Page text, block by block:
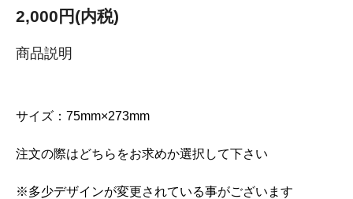
2,000円(内税)
商品説明
サイズ：75mm×273mm
注文の際はどちらをお求めか選択して下さい
※多少デザインが変更されている事がございます